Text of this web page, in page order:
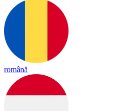
română